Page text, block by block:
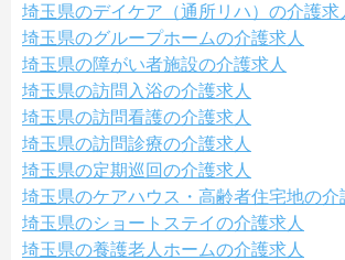
埼玉県のデイケア（通所リハ）の介護求
埼玉県のグループホームの介護求人
埼玉県の障がい者施設の介護求人
埼玉県の訪問入浴の介護求人
埼玉県の訪問看護の介護求人
埼玉県の訪問診療の介護求人
埼玉県の定期巡回の介護求人
埼玉県のケアハウス・高齢者住宅地の介
埼玉県のショートステイの介護求人
埼玉県の養護老人ホームの介護求人